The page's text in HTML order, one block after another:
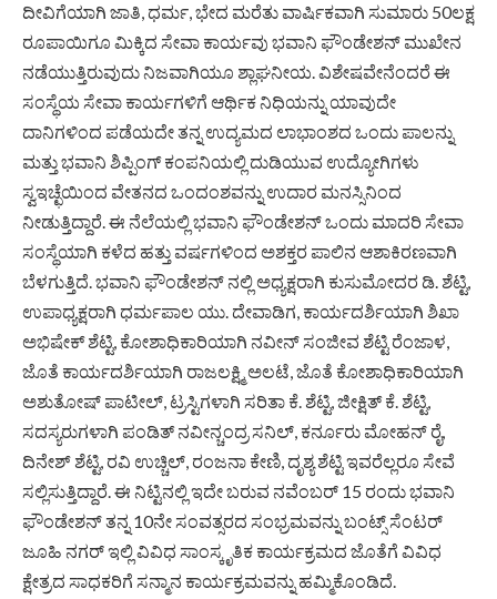
ದೀವಿಗೆಯಾಗಿ ಜಾತಿ, ಧರ್ಮ, ಭೇದ ಮರೆತು ವಾರ್ಷಿಕವಾಗಿ ಸುಮಾರು 50ಲಕ್ಷ
ರೂಪಾಯಿಗೂ ಮಿಕ್ಕಿದ ಸೇವಾ ಕಾರ್ಯವು ಭವಾನಿ ಫೌಂಡೇಶನ್ ಮುಖೇನ
ನಡೆಯುತ್ತಿರುವುದು ನಿಜವಾಗಿಯೂ ಶ್ಲಾಘನೀಯ. ವಿಶೇಷವೇನೆಂದರೆ ಈ
ಸಂಸ್ಥೆಯ ಸೇವಾ ಕಾರ್ಯಗಳಿಗೆ ಆರ್ಥಿಕ ನಿಧಿಯನ್ನು ಯಾವುದೇ
ದಾನಿಗಳಿಂದ ಪಡೆಯದೇ ತನ್ನ ಉದ್ಯಮದ ಲಾಭಾಂಶದ ಒಂದು ಪಾಲನ್ನು
ಮತ್ತು ಭವಾನಿ ಶಿಪ್ಪಿಂಗ್ ಕಂಪನಿಯಲ್ಲಿ ದುಡಿಯುವ ಉದ್ಯೋಗಿಗಳು
ಸ್ವಇಚ್ಛೆಯಿಂದ ವೇತನದ ಒಂದಂಶವನ್ನು ಉದಾರ ಮನಸ್ಸಿನಿಂದ
ನೀಡುತ್ತಿದ್ದಾರೆ. ಈ ನೆಲೆಯಲ್ಲಿ ಭವಾನಿ ಫೌಂಡೇಶನ್ ಒಂದು ಮಾದರಿ ಸೇವಾ
ಸಂಸ್ಥೆಯಾಗಿ ಕಳೆದ ಹತ್ತು ವರ್ಷಗಳಿಂದ ಅಶಕ್ತರ ಪಾಲಿನ ಆಶಾಕಿರಣವಾಗಿ
ಬೆಳಗುತ್ತಿದೆ. ಭವಾನಿ ಫೌಂಡೇಶನ್ ನಲ್ಲಿ ಅಧ್ಯಕ್ಷರಾಗಿ ಕುಸುಮೋದರ ಡಿ. ಶೆಟ್ಟಿ,
ಉಪಾಧ್ಯಕ್ಷರಾಗಿ ಧರ್ಮಪಾಲ ಯು. ದೇವಾಡಿಗ, ಕಾರ್ಯದರ್ಶಿಯಾಗಿ ಶಿಖಾ
ಅಭಿಷೇಕ್ ಶೆಟ್ಟಿ, ಕೋಶಾಧಿಕಾರಿಯಾಗಿ ನವೀನ್ ಸಂಜೀವ ಶೆಟ್ಟಿ ರೆಂಜಾಳ,
ಜೊತೆ ಕಾರ್ಯದರ್ಶಿಯಾಗಿ ರಾಜಲಕ್ಷ್ಮಿ ಅಲಟೆ, ಜೊತೆ ಕೋಶಾಧಿಕಾರಿಯಾಗಿ
ಅಶುತೋಷ್ ಪಾಟೀಲ್, ಟ್ರಸ್ಟಿಗಳಾಗಿ ಸರಿತಾ ಕೆ. ಶೆಟ್ಟಿ, ಜೀಕ್ಷಿತ್ ಕೆ. ಶೆಟ್ಟಿ,
ಸದಸ್ಯರುಗಳಾಗಿ ಪಂಡಿತ್ ನವೀನ್ಚಂದ್ರ ಸನಿಲ್, ಕರ್ನೂರು ಮೋಹನ್ ರೈ,
ದಿನೇಶ್ ಶೆಟ್ಟಿ, ರವಿ ಉಚ್ಚಿಲ್, ರಂಜನಾ ಕೇಣಿ, ದೃಶ್ಯ ಶೆಟ್ಟಿ ಇವರೆಲ್ಲರೂ ಸೇವೆ
ಸಲ್ಲಿಸುತ್ತಿದ್ದಾರೆ. ಈ ನಿಟ್ಟಿನಲ್ಲಿ ಇದೇ ಬರುವ ನವೆಂಬರ್ 15 ರಂದು ಭವಾನಿ
ಫೌಂಡೇಶನ್ ತನ್ನ 10ನೇ ಸಂವತ್ಸರದ ಸಂಭ್ರಮವನ್ನು ಬಂಟ್ಸ್ ಸೆಂಟರ್
ಜೂಹಿ ನಗರ್ ಇಲ್ಲಿ ವಿವಿಧ ಸಾಂಸ್ಕೃತಿಕ ಕಾರ್ಯಕ್ರಮದ ಜೊತೆಗೆ ವಿವಿಧ
ಕ್ಷೇತ್ರದ ಸಾಧಕರಿಗೆ ಸನ್ಮಾನ ಕಾರ್ಯಕ್ರಮವನ್ನು ಹಮ್ಮಿಕೊಂಡಿದೆ.